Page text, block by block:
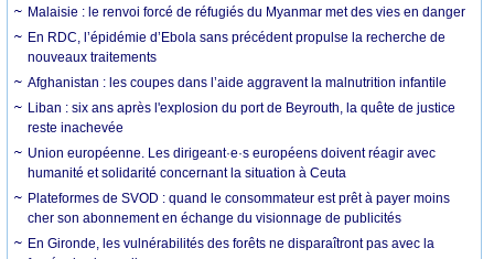
Malaisie : le renvoi forcé de réfugiés du Myanmar met des vies en danger
En RDC, l’épidémie d’Ebola sans précédent propulse la recherche de
nouveaux traitements
Afghanistan : les coupes dans l’aide aggravent la malnutrition infantile
Liban : six ans après l'explosion du port de Beyrouth, la quête de justice
reste inachevée
Union européenne. Les dirigeant·e·s européens doivent réagir avec
humanité et solidarité concernant la situation à Ceuta
Plateformes de SVOD : quand le consommateur est prêt à payer moins
cher son abonnement en échange du visionnage de publicités
En Gironde, les vulnérabilités des forêts ne disparaîtront pas avec la